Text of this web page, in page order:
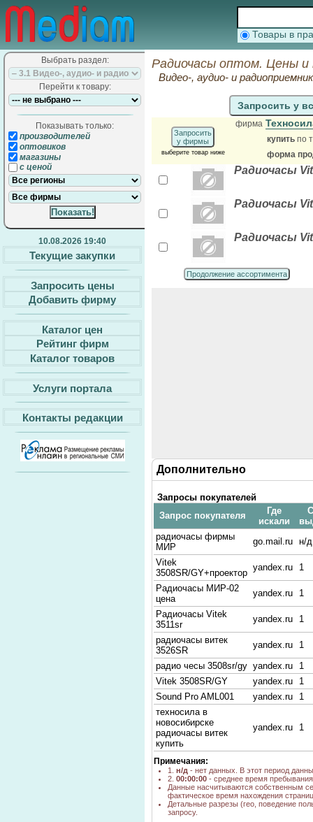
Товары в
Выбрать раздел:
Перейти к товару:
Показывать только:
производителей
оптовиков
магазины
с ценой
10.08.2026 19:40
Текущие закупки
Запросить цены
Добавить фирму
Каталог цен
Рейтинг фирм
Каталог товаров
Услуги портала
Контакты редакции
Радиочасы оптом. Цены и
Видео-, аудио- и
Запросить у
Запросить
у фирмы
выберите товар ниже
фирма
купить по
форма
Радиочасы
Радиочасы
Радиочасы
Продолжение ассортимента
Дополнительно
Запросы покупателей
Запрос покупателя
Где
искали
радиочасы фирмы
МИР
go.mail.ru н/д
Vitek
3508SR/GY+проектор
yandex.ru
1
Радиочасы МИР-02
цена
yandex.ru
1
Радиочасы Vitek
3511sr
yandex.ru
1
радиочасы витек
3526SR
yandex.ru
1
радио чесы 3508sr/gy yandex.ru
1
Vitek 3508SR/GY
yandex.ru
1
Sound Pro AML001
yandex.ru
1
техносила в
новосибирске
радиочасы витек
купить
yandex.ru 1
Примечания:
1. н/д - нет данных. В этот период
2. 00:00:00 - среднее время
Данные насчитываются собственным
фактическое время нахождения
Детальные разрезы (гео, поведение
запросу.